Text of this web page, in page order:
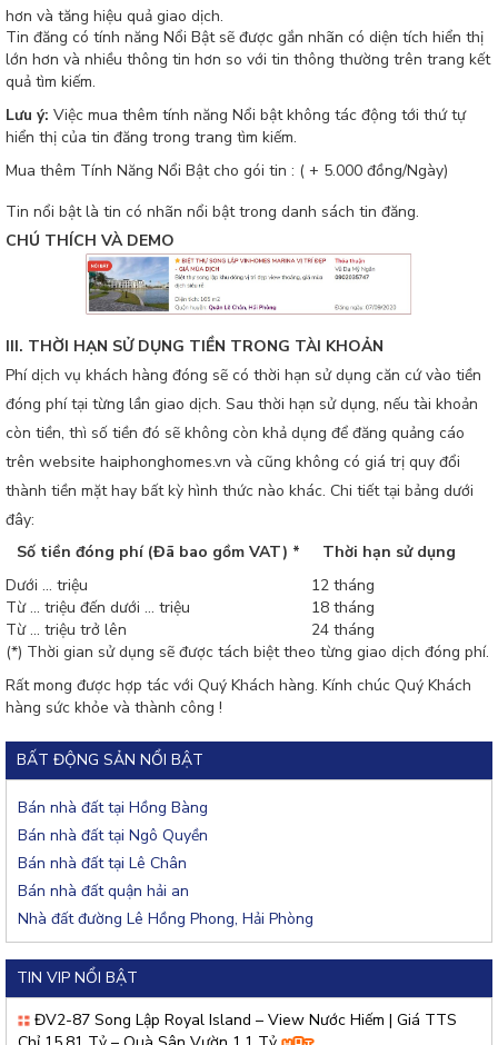
hơn và tăng hiệu quả giao dịch.
Tin đăng có tính năng Nổi Bật sẽ được gắn nhãn có diện tích hiển thị
lớn hơn và nhiều thông tin hơn so với tin thông thường trên trang kết
quả tìm kiếm.
Lưu ý: Việc mua thêm tính năng Nổi bật không tác động tới thứ tự
hiển thị của tin đăng trong trang tìm kiếm.
Mua thêm Tính Năng Nổi Bật cho gói tin : ( + 5.000 đồng/Ngày)
Tin nổi bật là tin có nhãn nổi bật trong danh sách tin đăng.
CHÚ THÍCH VÀ DEMO
III. THỜI HẠN SỬ DỤNG TIỀN TRONG TÀI KHOẢN
Phí dịch vụ khách hàng đóng sẽ có thời hạn sử dụng căn cứ vào tiền
đóng phí tại từng lần giao dịch. Sau thời hạn sử dụng, nếu tài khoản
còn tiền, thì số tiền đó sẽ không còn khả dụng để đăng quảng cáo
trên website haiphonghomes.vn và cũng không có giá trị quy đổi
thành tiền mặt hay bất kỳ hình thức nào khác. Chi tiết tại bảng dưới
đây:
Số tiền đóng phí (Đã bao gồm VAT) *
Thời hạn sử dụng
Dưới ... triệu
12 tháng
Từ ... triệu đến dưới ... triệu
18 tháng
Từ ... triệu trở lên
24 tháng
(*) Thời gian sử dụng sẽ được tách biệt theo từng giao dịch đóng phí.
Rất mong được hợp tác với Quý Khách hàng. Kính chúc Quý Khách
hàng sức khỏe và thành công !
BẤT ĐỘNG SẢN NỔI BẬT
Bán nhà đất tại Hồng Bàng
Bán nhà đất tại Ngô Quyền
Bán nhà đất tại Lê Chân
Bán nhà đất quận hải an
Nhà đất đường Lê Hồng Phong, Hải Phòng
TIN VIP NỔI BẬT
ĐV2-87 Song Lập Royal Island – View Nước Hiếm | Giá TTS